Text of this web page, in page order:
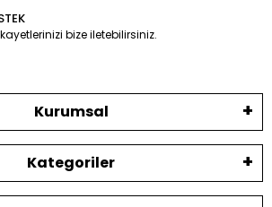
bize iletebilirsiniz.
Kurumsal
Kategoriler